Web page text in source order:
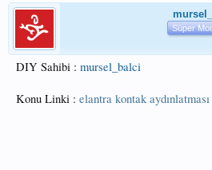
Süper
DIY Sahibi : mursel_balci
Konu Linki : elantra kontak